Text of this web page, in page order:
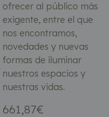
ofrecer al público más
exigente, entre el que
nos encontramos,
novedades y nuevas
formas de iluminar
nuestros espacios y
nuestras vidas.
661,87€